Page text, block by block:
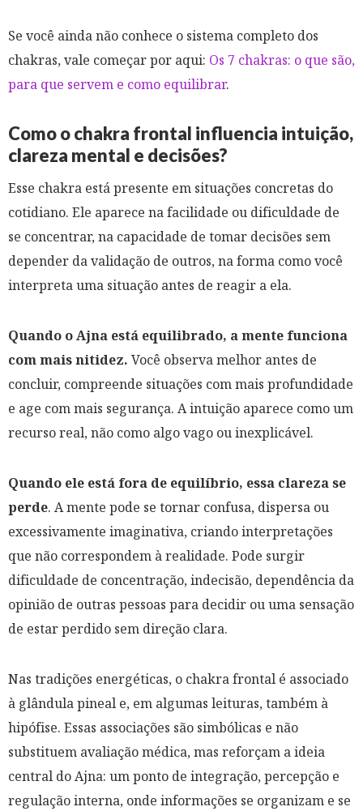
Se você ainda não conhece o sistema completo dos
chakras, vale começar por aqui: Os 7 chakras: o que são,
para que servem e como equilibrar.
Como o chakra frontal influencia intuição,
clareza mental e decisões?
Esse chakra está presente em situações concretas do
cotidiano. Ele aparece na facilidade ou dificuldade de
se concentrar, na capacidade de tomar decisões sem
depender da validação de outros, na forma como você
interpreta uma situação antes de reagir a ela.
Quando o Ajna está equilibrado, a mente funciona
com mais nitidez. Você observa melhor antes de
concluir, compreende situações com mais profundidade
e age com mais segurança. A intuição aparece como um
recurso real, não como algo vago ou inexplicável.
Quando ele está fora de equilíbrio, essa clareza se
perde. A mente pode se tornar confusa, dispersa ou
excessivamente imaginativa, criando interpretações
que não correspondem à realidade. Pode surgir
dificuldade de concentração, indecisão, dependência da
opinião de outras pessoas para decidir ou uma sensação
de estar perdido sem direção clara.
Nas tradições energéticas, o chakra frontal é associado
à glândula pineal e, em algumas leituras, também à
hipófise. Essas associações são simbólicas e não
substituem avaliação médica, mas reforçam a ideia
central do Ajna: um ponto de integração, percepção e
regulação interna, onde informações se organizam e se